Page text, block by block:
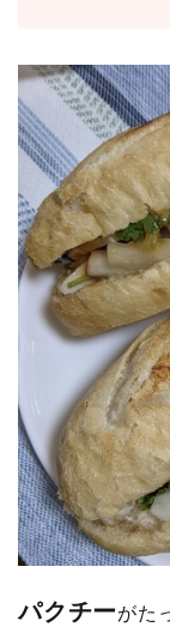
パクチーがた